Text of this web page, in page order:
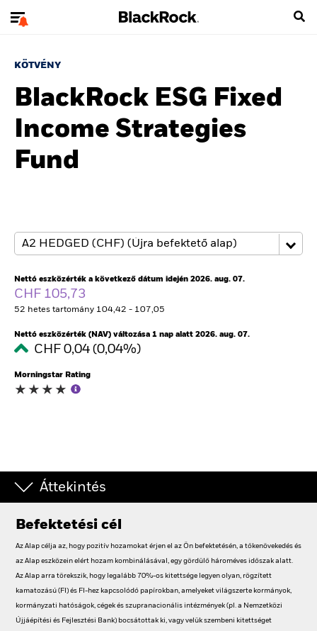
KÖTVÉNY
BlackRock ESG Fixed
Income Strategies
Fund
Nettó eszközérték a következő dátum idején 2026. aug. 07.
CHF 105,73
52 hetes tartomány 104,42 - 107,05
Nettó eszközérték (NAV) változása 1 nap alatt 2026. aug. 07.
CHF 0,04 (0,04%)
Morningstar Rating
Áttekintés
Befektetési cél
Az Alap célja az, hogy pozitív hozamokat érjen el az Ön befektetésén, a tőkenövekedés és
az Alap eszközein elért hozam kombinálásával, egy gördülő hároméves időszak alatt.
Az Alap arra törekszik, hogy legalább 70%-os kitettsége legyen olyan, rögzített
kamatozású (FI) és FI-hez kapcsolódó papírokban, amelyeket világszerte kormányok,
kormányzati hatóságok, cégek és szupranacionális intézmények (pl. a Nemzetközi
Újjáépítési és Fejlesztési Bank) bocsátottak ki, vagy velük szembeni kitettséget